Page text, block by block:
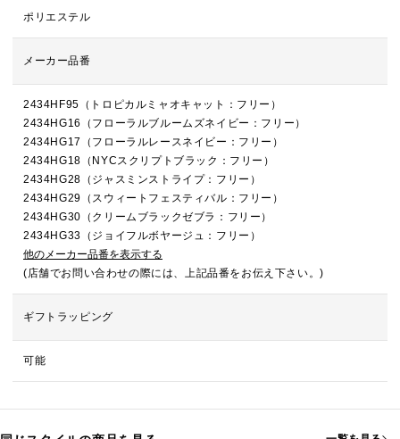
ポリエステル
メーカー品番
2434HF95（トロピカルミャオキャット：フリー）
2434HG16（フローラルブルームズネイビー：フリー）
2434HG17（フローラルレースネイビー：フリー）
2434HG18（NYCスクリプトブラック：フリー）
2434HG28（ジャスミンストライプ：フリー）
2434HG29（スウィートフェスティバル：フリー）
2434HG30（クリームブラックゼブラ：フリー）
2434HG33（ジョイフルボヤージュ：フリー）
他のメーカー品番を表示する
(店舗でお問い合わせの際には、上記品番をお伝え下さい。)
ギフトラッピング
可能